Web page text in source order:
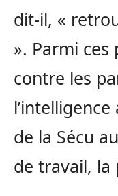
dit-il, «
». Parmi
contre les
de la Sécu
de travail,